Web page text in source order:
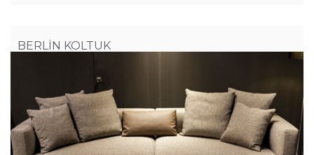
BERLİN KOLTUK